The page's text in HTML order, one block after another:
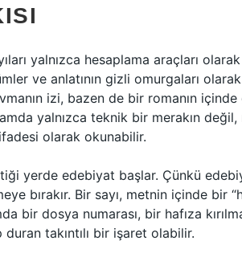
yalnızca hesaplama araçları
ve anlatının gizli omurgaları
izi, bazen de bir romanın
yalnızca teknik bir merakın değil,
olarak okunabilir.
yerde edebiyat başlar. Çünkü
bırakır. Bir sayı, metnin içinde bir
bir dosya numarası, bir hafıza
takıntılı bir işaret olabilir.